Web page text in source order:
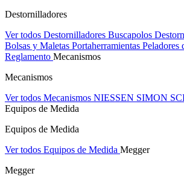
Destornilladores
Ver todos Destornilladores Buscapolos
Bolsas y Maletas Portaherramientas Peladores
Reglamento Mecanismos
Mecanismos
Ver todos Mecanismos NIESSEN SIMON
Equipos de Medida
Equipos de Medida
Ver todos Equipos de Medida Megger
Megger